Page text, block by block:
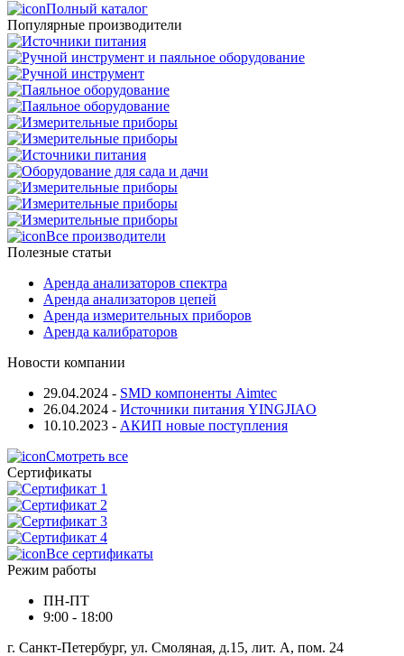
Полный каталог
Популярные производители
Все производители
Полезные статьи
Аренда анализаторов спектра
Аренда анализаторов цепей
Аренда измерительных приборов
Аренда калибраторов
Новости компании
29.04.2024 - SMD компоненты Aimtec
26.04.2024 - Источники питания YINGJIAO
10.10.2023 - АКИП новые поступления
Смотреть все
Сертификаты
Все сертификаты
Режим работы
ПН-ПТ
9:00 - 18:00
г. Санкт-Петербург, ул. Смоляная, д.15, лит. А, пом. 24